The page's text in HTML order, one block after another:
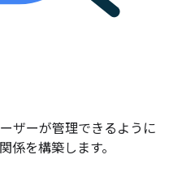
ザーが管理できるように
係を構築します。